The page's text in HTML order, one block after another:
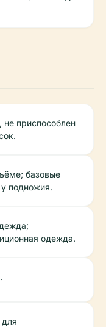
не приспособлен
базовые
подножия.
одежда.